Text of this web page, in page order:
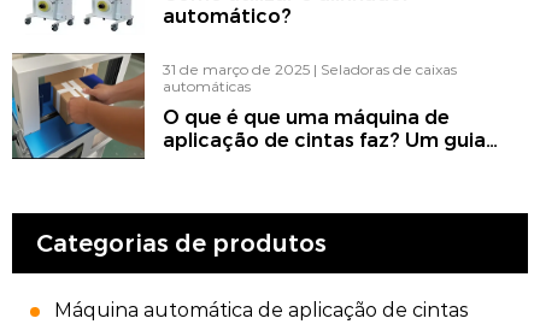
automático?
31 de março de 2025 | Seladoras de caixas
automáticas
O que é que uma máquina de
aplicação de cintas faz? Um guia
cintar, lixadeira e utilização de
cintagem em trabalhos mecânicos
Categorias de produtos
Máquina automática de aplicação de cintas